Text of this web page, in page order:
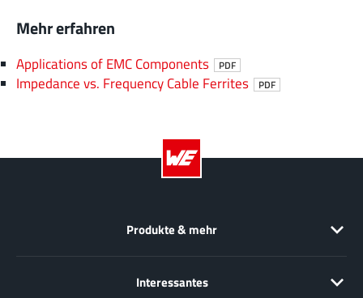
Mehr erfahren
Applications of EMC Components PDF
Impedance vs. Frequency Cable Ferrites PDF
Produkte & mehr
Interessantes